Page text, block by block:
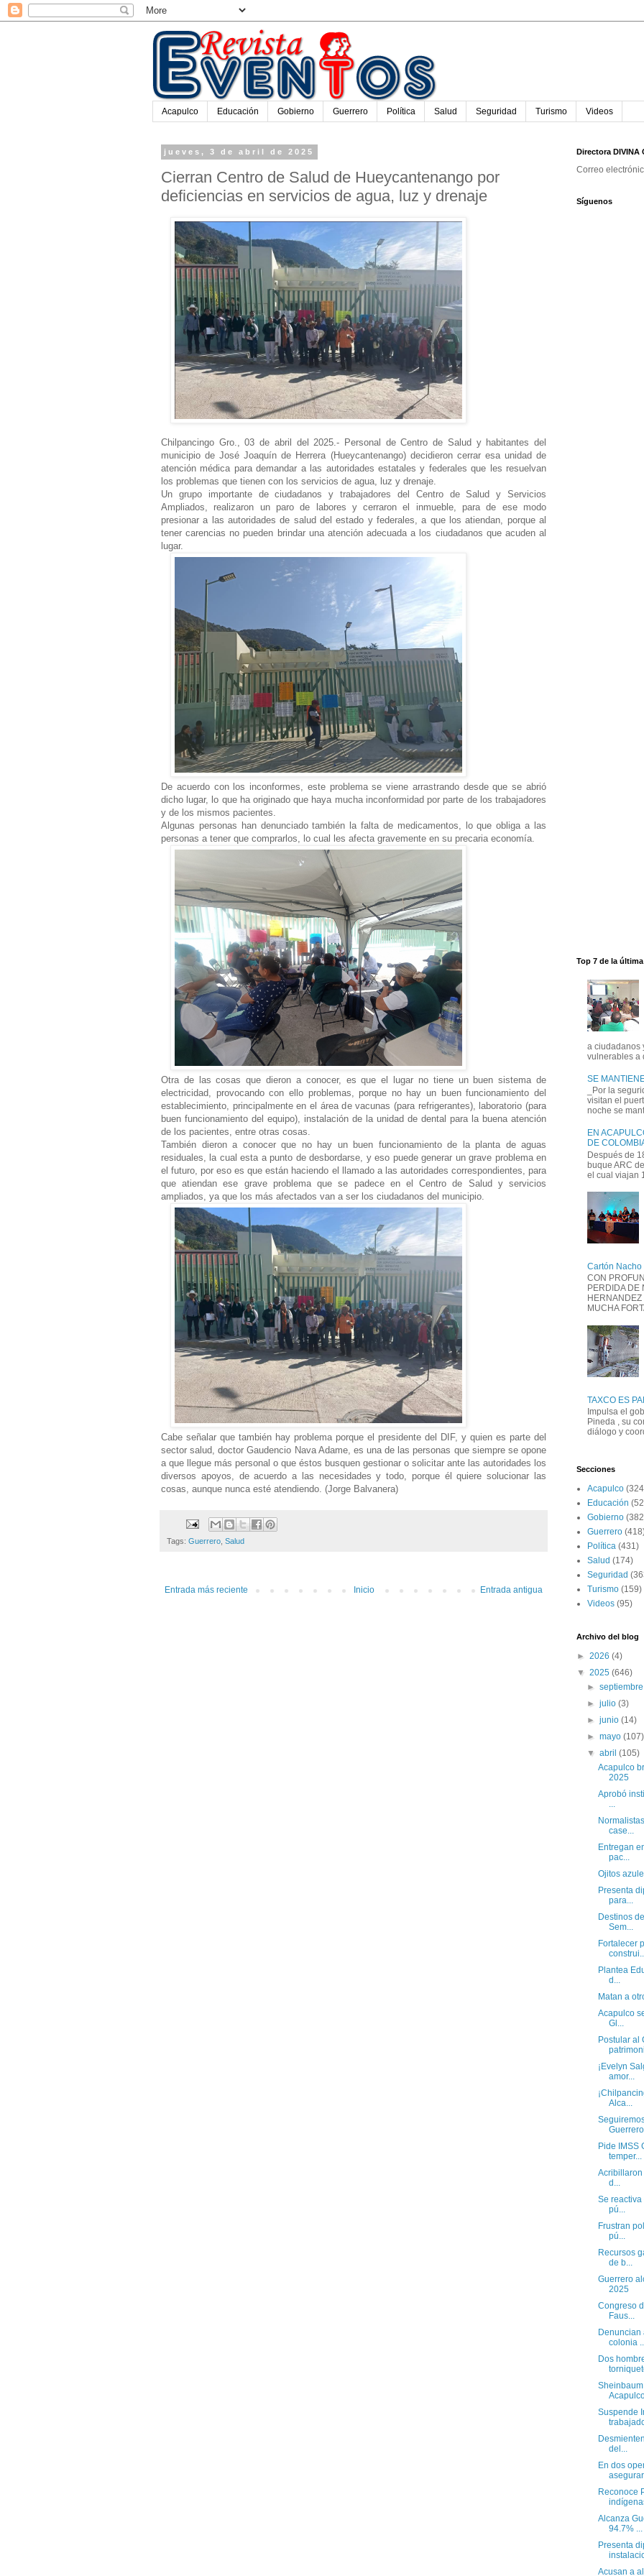
Acapulco Educación Gobierno Guerrero Política Salud Seguridad Turismo Videos
jueves, 3 de abril de 2025
Cierran Centro de Salud de Hueycantenango por
deficiencias en servicios de agua, luz y drenaje
Chilpancingo Gro., 03 de abril del 2025.- Personal de Centro de Salud y habitantes del
municipio de José Joaquín de Herrera (Hueycantenango) decidieron cerrar esa unidad de
atención médica para demandar a las autoridades estatales y federales que les resuelvan
los problemas que tienen con los servicios de agua, luz y drenaje.
Un grupo importante de ciudadanos y trabajadores del Centro de Salud y Servicios
Ampliados, realizaron un paro de labores y cerraron el inmueble, para de ese modo
presionar a las autoridades de salud del estado y federales, a que los atiendan, porque al
tener carencias no pueden brindar una atención adecuada a los ciudadanos que acuden al
lugar.
De acuerdo con los inconformes, este problema se viene arrastrando desde que se abrió
dicho lugar, lo que ha originado que haya mucha inconformidad por parte de los trabajadores
y de los mismos pacientes.
Algunas personas han denunciado también la falta de medicamentos, lo que obliga a las
personas a tener que comprarlos, lo cual les afecta gravemente en su precaria economía.
Otra de las cosas que dieron a conocer, es que el lugar no tiene un buen sistema de
electricidad, provocando con ello problemas, porque no hay un buen funcionamiento del
establecimiento, principalmente en el área de vacunas (para refrigerantes), laboratorio (para
buen funcionamiento del equipo), instalación de la unidad de dental para la buena atención
de los pacientes, entre otras cosas.
También dieron a conocer que no hay un buen funcionamiento de la planta de aguas
residuales, la cual esta a punto de desbordarse, y eso puede generar un grave problema en
el futuro, por eso es que están haciendo el llamado a las autoridades correspondientes, para
que atiendan ese grave problema que se padece en el Centro de Salud y servicios
ampliados, ya que los más afectados van a ser los ciudadanos del municipio.
Cabe señalar que también hay problema porque el presidente del DIF, y quien es parte del
sector salud, doctor Gaudencio Nava Adame, es una de las personas que siempre se opone
a que llegue más personal o que éstos busquen gestionar o solicitar ante las autoridades los
diversos apoyos, de acuerdo a las necesidades y todo, porque él quiere solucionar las
cosas, aunque nunca esté atendiendo. (Jorge Balvanera)
Tags: Guerrero Salud
Entrada más reciente Entrada antigua
Inicio
Directora DIVINA
Correo
Síguenos
Top 7 de la
a ciudadanos
vulnerables a
SE
_Por la
visitan el
noche se
EN
DE
Después de
buque ARC
el cual viajan
Cartón Nacho
CON
PERDIDA DE
MUCHA
TAXCO ES
Impulsa el
Pineda , su
diálogo y
Secciones
Acapulco
Educación
Gobierno
Guerrero
Política (431)
Salud (174)
Seguridad
Turismo (159)
Videos (95)
Archivo del blog
► 2026 (4)
▼ 2025 (646)
►
►julio(3)
►junio(14)
►mayo(107)
▼abril(105)
Acapulco
2025
Aprobó
case...
Entregan
pac...
Ojitos
Presenta
para...
Destinos
Sem...
Fortalecer
construi...
Plantea
d...
Matan a
Acapulco
Gl...
Postular al
¡Evelyn
amor...
Alca...
Guerrero
Pide IMSS
temper...
d...
Se
pú...
Frustran
pú...
Recursos
de b...
Guerrero
2025
Congreso
Faus...
Denuncian
colonia ...
Dos
Suspende
del...
En dos
asegurar...
Reconoce
Alcanza
94.7% ...
Presenta
Acusan a